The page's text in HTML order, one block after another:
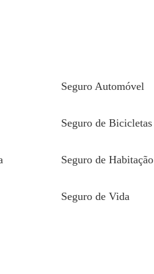
Seguro Automóvel
Seguro de Bicicletas
Seguro de Habitação
Seguro de Vida
depende de
assumem um
da